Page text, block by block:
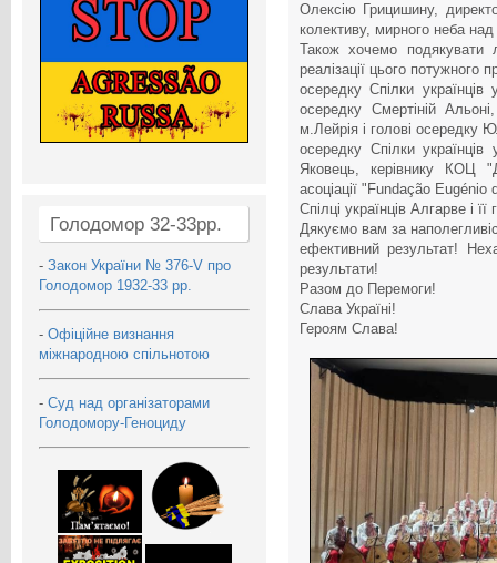
Голодомор 32-33рр.
- Закон України № 376-V про
Голодомор 1932-33 рр.
- Офіційне визнання
міжнародною спільнотою
- Суд над організаторами
Голодомору-Геноциду
Олексію Грицишину,
колективу, мирного неба
Також хочемо
реалізації цього потужного
осередку Спілки
осередку Смертіній
м.Лейрія і голові осередку
осередку Спілки
Яковець, керівнику КОЦ
асоціації "Fundação Eugénio
Спілці українців Алгарве і
Дякуємо вам за
ефективний результат!
результати!
Разом до Перемоги!
Слава Україні!
Героям Слава!